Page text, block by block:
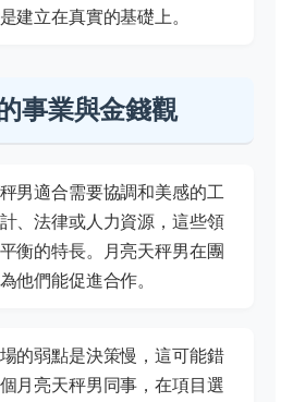
建立在真實的基礎上。
事業與金錢觀
男適合需要協調和美感的工
、法律或人力資源，這些領
衡的特長。月亮天秤男在團
他們能促進合作。
的弱點是決策慢，這可能錯
月亮天秤男同事，在項目選